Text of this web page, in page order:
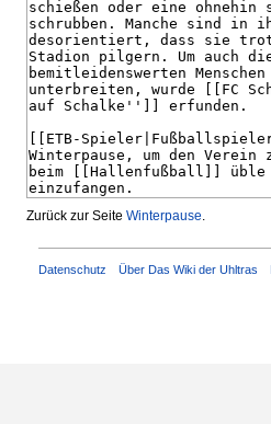
Zurück zur Seite Winterpause
Datenschutz Über Das Wiki der Uhltras